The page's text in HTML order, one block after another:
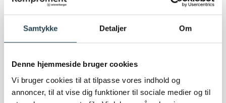
Samtykke Detaljer Om
Denne hjemmeside bruger cookies
Vi bruger cookies til at tilpasse vores indhold og
annoncer, til at vise dig funktioner til sociale medier og til
Miljø og bygningscertificeringer
Bæredygtighed